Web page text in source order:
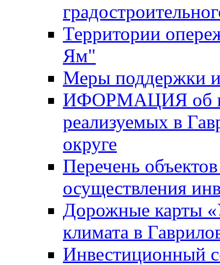
Территории
Ям"
Меры поддержки
ИФОРМАЦИЯ об
реализуемых в
округе
Перечень
осуществления
Дорожные карты
климата в
Инвестиционный